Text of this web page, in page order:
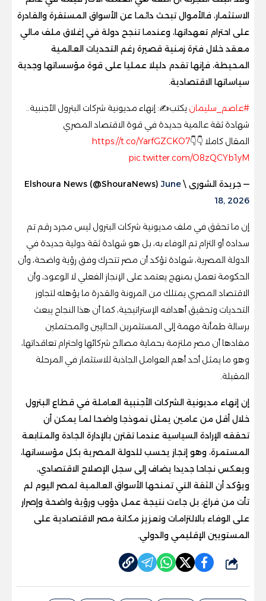
الاستثمار، فالأموال تبحث دائما عن الأسواق المستقرة والقادرة
على احترام تعهداتها، وعندما تنجح دولة في إغلاق ملف مالي
معقد خلال فترة زمنية قصيرة رغم التحديات العالمية
المحيطة، فإنها تقدم دليلا عمليا على قوة مؤسساتها وجدية
سياساتها الاقتصادية.
#عاصم_سليمان يكتب✍️: إنهاء مديونية شركات البترول الأجنبية..
شهادة ثقة عالمية جديدة في قوة الاقتصاد المصري
المقال كاملا 👇👇https://t.co/YarfGZCKO7
pic.twitter.com/O8zQCYb1yM
— جريدة الشورى \ Elshoura News (@ShouraNews)June
18, 2026
إن ما تحقق في ملف مديونية شركات البترول ليس مجرد رقم تم
سداده أو التزام تم الوفاء به، بل هو شهادة ثقة دولية جديدة في
الدولة المصرية، شهادة تؤكد أن مصر تتحرك وفق رؤية واضحة، وأن
الحكومة تعمل بمنهج يعتمد على الإنجاز الفعلي لا الوعود، وأن
الاقتصاد المصري يمتلك من المرونة والقدرة ما يؤهله لتجاوز
التحديات وتحقيق أهدافه الإستراتيجية، كما أن هذا النجاح يبعث
برسالة طمأنة مهمة إلى المستثمرين الحاليين والمحتملين
مفادها أن مصر ملتزمة بحماية مصالح شركائها واحترام تعاقداتها،
وهو ما يمثل أحد أهم العوامل الجاذبة للاستثمار في المرحلة
المقبلة.
إن إنهاء مديونية الشركات الأجنبية العاملة في قطاع البترول
خلال أقل من عامين يمثل نموذجا واضحا لما يمكن أن
تحققه الإرادة السياسية عندما تقترن بالإدارة الجادة والمتابعة
المستمرة، وهو إنجاز يحسب للدولة المصرية بكل مؤسساتها،
ويعكس نجاحا جديدا يضاف إلى سجل الإصلاح الاقتصادي،
ويؤكد أن الثقة التي تمنحها الأسواق العالمية لمصر اليوم لم
تأت من فراغ، بل جاءت نتيجة عمل دؤوب ورؤية واضحة وإصرار
على الوفاء بالالتزامات وتعزيز مكانة مصر الاقتصادية على
المستويين الإقليمي والدولي.
شارك